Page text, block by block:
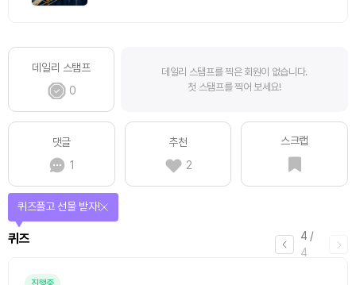
데일리 스탬프
0
데일리 스탬프를 찍은 회원이 없습니다.
첫 스탬프를 찍어 보세요!
댓글
1
추천
2
스크랩
4 /
4
퀴즈
퀴즈풀고 선물 받자!